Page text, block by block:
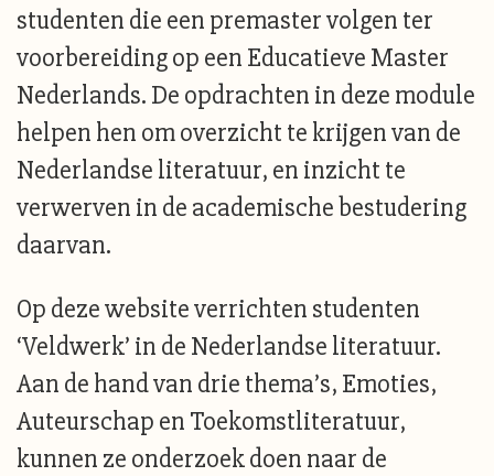
studenten die een premaster volgen ter
voorbereiding op een Educatieve Master
Nederlands. De opdrachten in deze module
helpen hen om overzicht te krijgen van de
Nederlandse literatuur, en inzicht te
verwerven in de academische bestudering
daarvan.
Op deze website verrichten studenten
‘Veldwerk’ in de Nederlandse literatuur.
Aan de hand van drie thema’s, Emoties,
Auteurschap en Toekomstliteratuur,
kunnen ze onderzoek doen naar de